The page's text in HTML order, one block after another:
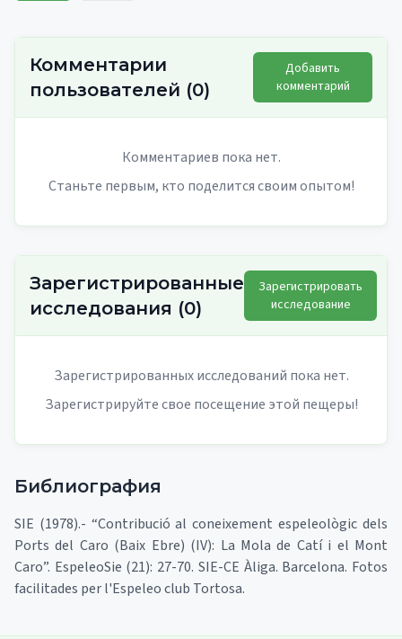
Комментарии
пользователей (0)
Добавить
комментарий
Комментариев пока нет.
Станьте первым, кто поделится своим опытом!
Зарегистрированные
исследования (0)
Зарегистрировать
исследование
Зарегистрированных исследований пока нет.
Зарегистрируйте свое посещение этой пещеры!
Библиография
SIE (1978).- “Contribució al coneixement espeleològic dels
Ports del Caro (Baix Ebre) (IV): La Mola de Catí i el Mont
Caro”. EspeleoSie (21): 27-70. SIE-CE Àliga. Barcelona. Fotos
facilitades per l'Espeleo club Tortosa.